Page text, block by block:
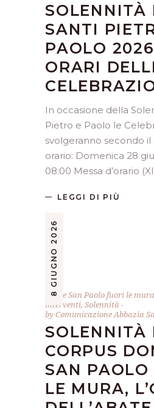
SOLENNITÀ
SANTI
PAOLO
ORARI
In occasione della
Pietro e Paolo le
svolgeranno secondo
orario: Domenica 28
08:00 Messa d’orario
LEGGI DI PIÙ
8 GIUGNO 2026
Abate San Paolo fuori le mura
interventi, Solennità
byComunicazione Abbazia
SOLENNITÀ
CORPUS
SAN PAOLO
LE MURA,